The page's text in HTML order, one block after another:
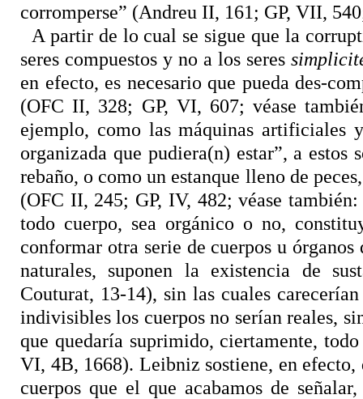
corromperse” (Andreu II, 161; GP, VII,
A partir de lo cual se sigue que la
seres compuestos y no a los seres
en efecto, es necesario que pueda des-
(OFC II, 328; GP, VI, 607; véase
ejemplo, como las máquinas artificiales
organizada que pudiera(n) estar”, a
rebaño, o como un estanque lleno de
(OFC II, 245; GP, IV, 482; véase
todo cuerpo, sea orgánico o no,
conformar otra serie de cuerpos u
naturales, suponen la existencia de
Couturat, 13-14), sin las cuales
indivisibles los cuerpos no serían reales,
que quedaría suprimido, ciertamente,
VI, 4B, 1668). Leibniz sostiene, en
cuerpos que el que acabamos de